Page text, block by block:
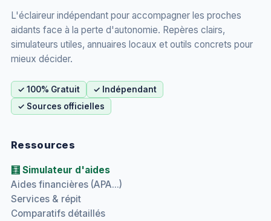
L'éclaireur indépendant pour accompagner les proches
aidants face à la perte d'autonomie. Repères clairs,
simulateurs utiles, annuaires locaux et outils concrets pour
mieux décider.
✓ 100% Gratuit
✓ Indépendant
✓ Sources officielles
Ressources
🧮 Simulateur d'aides
Aides financières (APA...)
Services & répit
Comparatifs détaillés